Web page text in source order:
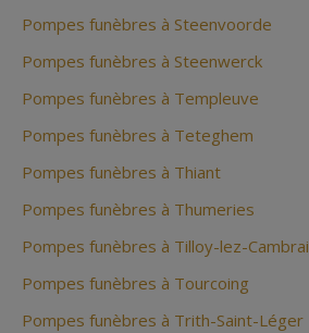
Pompes funèbres à Steenvoorde
Pompes funèbres à Steenwerck
Pompes funèbres à Templeuve
Pompes funèbres à Teteghem
Pompes funèbres à Thiant
Pompes funèbres à Thumeries
Pompes funèbres à Tilloy-lez-Cambrai
Pompes funèbres à Tourcoing
Pompes funèbres à Trith-Saint-Léger